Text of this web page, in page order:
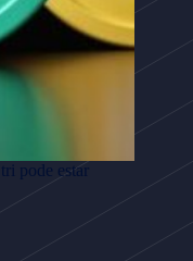
pode estar